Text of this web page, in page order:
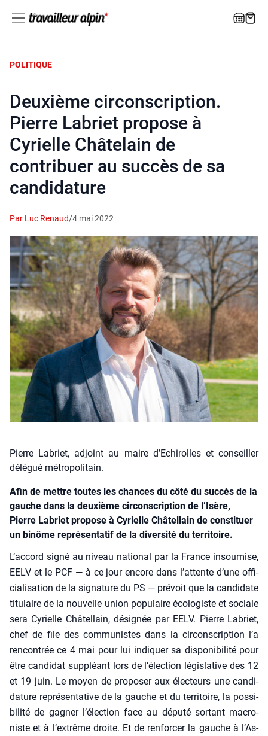
POLITIQUE
Deuxième circonscription.
Pierre Labriet propose à
Cyrielle Châtelain de
contribuer au succès de sa
candidature
Par Luc Renaud/4 mai 2022
Pierre Labriet, adjoint au maire d’Echirolles et conseiller
délégué métropolitain.
Afin de mettre toutes les chances du côté du succès de la
gauche dans la deuxième circonscription de l’Isère,
Pierre Labriet propose à Cyrielle Châtellain de constituer
un binôme représentatif de la diversité du territoire.
L’ac­cord signé au niveau natio­nal par la France insou­mise,
EELV et le PCF — à ce jour encore dans l’at­tente d’une offi­
cia­li­sa­tion de la signa­ture du PS — pré­voit que la can­di­date
titu­laire de la nou­velle union popu­laire éco­lo­giste et sociale
sera Cyrielle Châ­tel­lain, dési­gnée par EELV. Pierre Labriet,
chef de file des com­mu­nistes dans la cir­cons­crip­tion l’a
ren­con­trée ce 4 mai pour lui indi­quer sa dis­po­ni­bi­li­té pour
être can­di­dat sup­pléant lors de l’é­lec­tion légis­la­tive des 12
et 19 juin. Le moyen de pro­po­ser aux élec­teurs une can­di­
da­ture repré­sen­ta­tive de la gauche et du ter­ri­toire, la pos­si­
bi­li­té de gagner l’é­lec­tion face au dépu­té sor­tant macro­
niste et à l’ex­trême droite. Et de ren­for­cer la gauche à l’As­